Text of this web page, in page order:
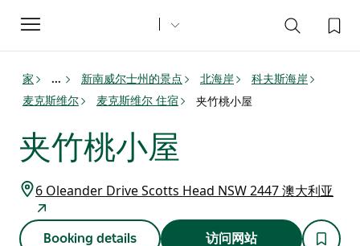
Toggle
navigation
家 ... 新南威尔士州的景点 北海岸
科夫斯海岸
麦克斯维尔
麦克斯维尔 住宿 夹竹桃小屋
夹竹桃小屋
6 Oleander Drive Scotts Head NSW 2447 澳大利亚
Booking details 访问网站